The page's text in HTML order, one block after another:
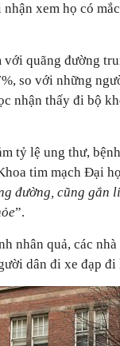
xem họ có
quãng đường
so với những
nhận thấy đi bộ
tỷ lệ ung thư,
tim mạch Đại
đường, cũng gắn
”.
nhân quả, các
dân đi xe đạp đi